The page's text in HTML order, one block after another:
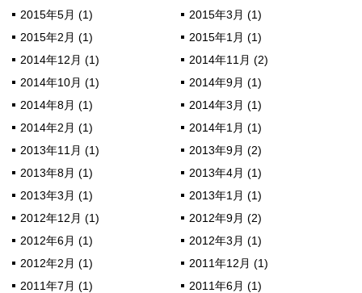
2015年5月 (1)
2015年3月 (1)
2015年2月 (1)
2015年1月 (1)
2014年12月 (1)
2014年11月 (2)
2014年10月 (1)
2014年9月 (1)
2014年8月 (1)
2014年3月 (1)
2014年2月 (1)
2014年1月 (1)
2013年11月 (1)
2013年9月 (2)
2013年8月 (1)
2013年4月 (1)
2013年3月 (1)
2013年1月 (1)
2012年12月 (1)
2012年9月 (2)
2012年6月 (1)
2012年3月 (1)
2012年2月 (1)
2011年12月 (1)
2011年7月 (1)
2011年6月 (1)